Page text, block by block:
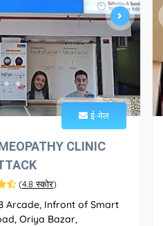
ई-मेल
CLINIC
(4.8 स्कोर)
Arcade, Infront of Smart
Oriya Bazar,